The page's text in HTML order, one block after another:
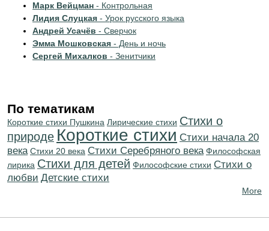
Марк Вейцман - Контрольная
Лидия Слуцкая - Урок русского языка
Андрей Усачёв - Сверчок
Эмма Мошковская - День и ночь
Сергей Михалков - Зенитчики
По тематикам
Короткие стихи Пушкина Лирические стихи Стихи о
природе Короткие стихи Cтихи начала 20
века Стихи 20 века Cтихи Серебряного века Философская
лирика Стихи для детей Философские стихи Стихи о
любви Детские стихи
More